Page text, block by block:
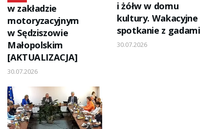
w zakładzie
motoryzacyjnym
w Sędziszowie
Małopolskim
[AKTUALIZACJA]
30.07.2026
i żółw w domu
kultury. Wakacyjne
spotkanie z gadami
30.07.2026